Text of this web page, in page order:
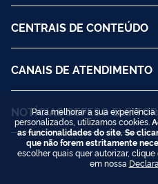
CENTRAIS DE CONTEÚDO
CANAIS DE ATENDIMENTO
NOTÍCIAS DEFESO
Para melhorar a sua
personalizados, utilizamos cookies.
as funcionalidades do site. Se
que não forem estritamente
escolher quais quer autorizar,
em nossa